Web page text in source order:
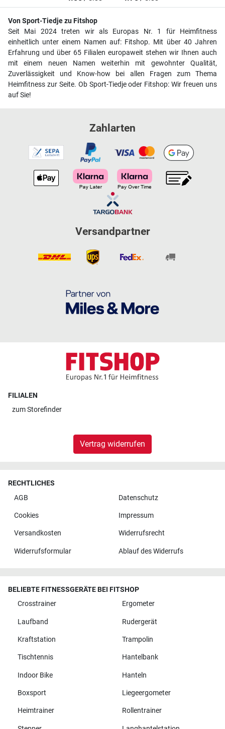
Von Sport-Tiedje zu Fitshop
Seit Mai 2024 treten wir als Europas Nr. 1 für Heimfitness
einheitlich unter einem Namen auf: Fitshop. Mit über 40 Jahren
Erfahrung und über 65 Filialen europaweit stehen wir Ihnen auch
mit einem neuen Namen weiterhin mit gewohnter Qualität,
Zuverlässigkeit und Know-how bei allen Fragen zum Thema
Heimfitness zur Seite. Ob Sport-Tiedje oder Fitshop: Wir freuen uns
auf Sie!
Zahlarten
Versandpartner
FILIALEN
zumStorefinder
Vertrag widerrufen
RECHTLICHES
AGB
Datenschutz
Cookies Impressum
Versandkosten Widerrufsrecht
Widerrufsformular Ablauf des Widerrufs
BELIEBTE FITNESSGERÄTE BEI FITSHOP
Crosstrainer
Ergometer
Laufband Rudergerät
Kraftstation Trampolin
Tischtennis Hantelbank
Indoor Bike Hanteln
Boxsport Liegeergometer
Heimtrainer Rollentrainer